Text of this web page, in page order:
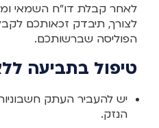
לאחר קבלת דו"ח השמאי
לצורך, תיבדק זכאותכם
הפוליסה שברשותכם.
טיפול בתביעה
יש להעביר העתק
הנזק.